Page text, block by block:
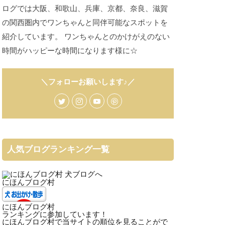
ログでは大阪、和歌山、兵庫、京都、奈良、滋賀
の関西圏内でワンちゃんと同伴可能なスポットを
紹介しています。 ワンちゃんとのかけがえのない
時間がハッピーな時間になります様に☆
＼フォローお願いします♪／
人気ブログランキング一覧
にほんブログ村
にほんブログ村
ランキングに参加しています！
にほんブログ村で当サイトの順位を見ることがで